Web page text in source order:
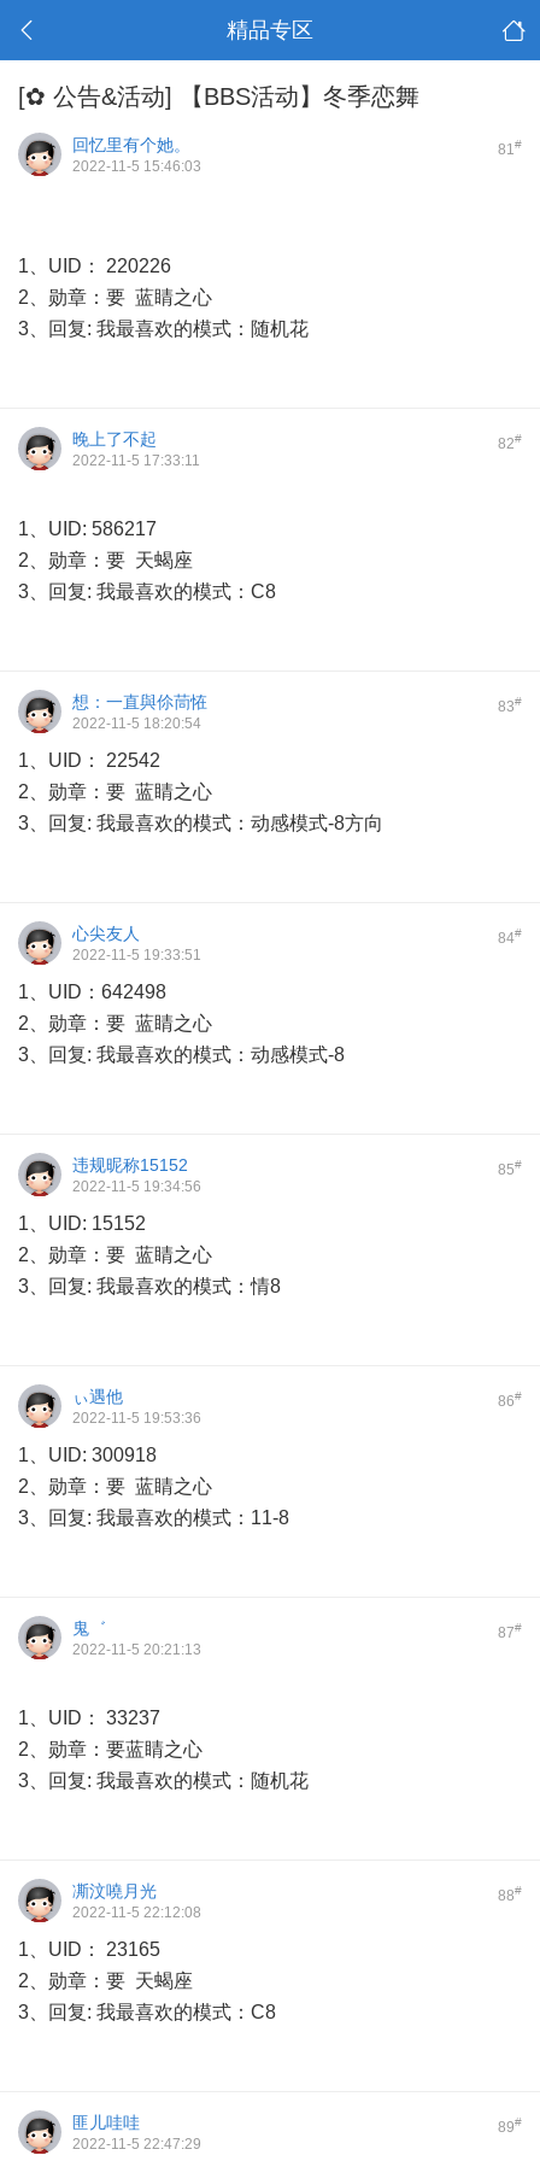
精品专区
[✿ 公告&活动] 【BBS活动】冬季恋舞
81#
回忆里有个她。
2022-11-5 15:46:03
1、UID： 220226
2、勋章：要 蓝睛之心
3、回复: 我最喜欢的模式：随机花
82#
晚上了不起
2022-11-5 17:33:11
1、UID: 586217
2、勋章：要 天蝎座
3、回复: 我最喜欢的模式：C8
83#
想：一直與伱茼恠
2022-11-5 18:20:54
1、UID： 22542
2、勋章：要 蓝睛之心
3、回复: 我最喜欢的模式：动感模式-8方向
84#
心尖友人
2022-11-5 19:33:51
1、UID：642498
2、勋章：要 蓝睛之心
3、回复: 我最喜欢的模式：动感模式-8
85#
违规昵称15152
2022-11-5 19:34:56
1、UID: 15152
2、勋章：要 蓝睛之心
3、回复: 我最喜欢的模式：情8
86#
ぃ遇他
2022-11-5 19:53:36
1、UID: 300918
2、勋章：要 蓝睛之心
3、回复: 我最喜欢的模式：11-8
87#
鬼゛
2022-11-5 20:21:13
1、UID： 33237
2、勋章：要蓝睛之心
3、回复: 我最喜欢的模式：随机花
88#
凘汶嘵月光
2022-11-5 22:12:08
1、UID： 23165
2、勋章：要 天蝎座
3、回复: 我最喜欢的模式：C8
89#
匪儿哇哇
2022-11-5 22:47:29